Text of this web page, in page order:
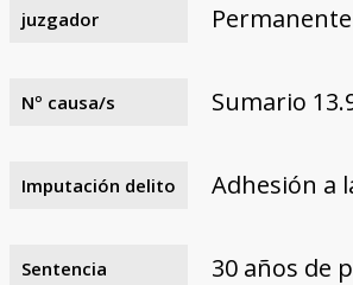
juzgador
Nº causa/s Sumario
Imputación delito Adhesión a
Sentencia 30 años de